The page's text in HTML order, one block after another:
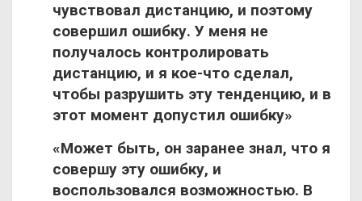
чувствовал дистанцию, и поэтому
совершил ошибку. У меня не
получалось контролировать
дистанцию, и я кое-что сделал,
чтобы разрушить эту тенденцию, и в
этот момент допустил ошибку»
«Может быть, он заранее знал, что я
совершу эту ошибку, и
воспользовался возможностью. В